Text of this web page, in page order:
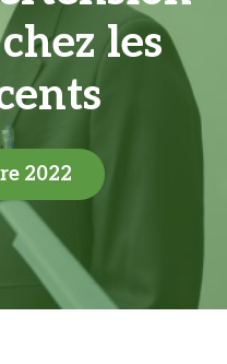
les
2022